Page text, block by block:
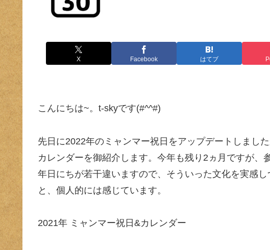
X Facebook はてブ
こんにちは~。t-skyです(#^^#)
先日に2022年のミャンマー祝日をアップデートしまし
カレンダーを御紹介します。今年も残り2ヵ月ですが
年日にちが若干違いますので、そういった文化を実感
と、個人的には感じています。
2021年 ミャンマー祝日&カレンダー